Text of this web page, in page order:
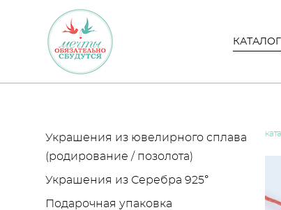
КАТАЛОГ
КАТАЛОГ
Украшения из ювелирного сплава
(родирование / позолота)
Украшения из Серебра 925°
Подарочная упаковка